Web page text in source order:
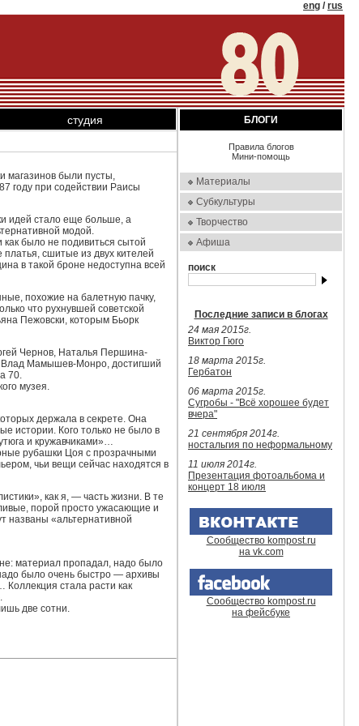
eng /rus
студия
магазинов были пусты,
году при содействии Раисы
идей стало еще больше, а
модой.
было не подивиться сытой
сшитые из двух кителей
в такой броне недоступна всей
похожие на балетную пачку,
что рухнувшей советской
Пежовски, которым Бьорк
Чернов, Наталья Першина-
Влад Мамышев-Монро, достигший
70.
музея.
держала в секрете. Она
истории. Кого только не было в
и кружавчиками»…
рубашки Цоя с прозрачными
чьи вещи сейчас находятся в
как я, — часть жизни. В те
порой просто ужасающие и
названы «альтернативной
материал пропадал, надо было
было очень быстро — архивы
стала расти как
две сотни.
БЛОГИ
Правила блогов
Мини-помощь
Материалы
Субкультуры
Творчество
Афиша
поиск
Последние записи в блогах
24 мая 2015г.
Виктор Гюго
18 марта 2015г.
Гербатон
06 марта 2015г.
Сугробы - "Всё хорошее будет
вчера"
21 сентября 2014г.
ностальгия по неформальному
11 июля 2014г.
Презентация фотоальбома и
концерт 18 июля
Сообщество kompost.ru
на vk.com
Сообщество kompost.ru
на фейсбуке